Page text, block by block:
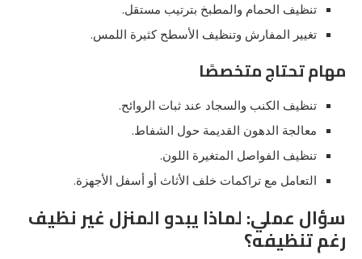
تنظيف الحمام والمطبخ بترتيب مستقل.
تغيير المفارش وتنظيف الأسطح كثيرة اللمس.
مهام تحتاج متخصصًا
تنظيف الكنب والسجاد عند ثبات الروائح.
معالجة الدهون القديمة حول الشفاط.
تنظيف الفواصل المتغيرة اللون.
التعامل مع تراكمات خلف الأثاث أو أسفل الأجهزة.
سؤال عملي: لماذا يبدو المنزل غير نظيف
رغم تنظيفه؟